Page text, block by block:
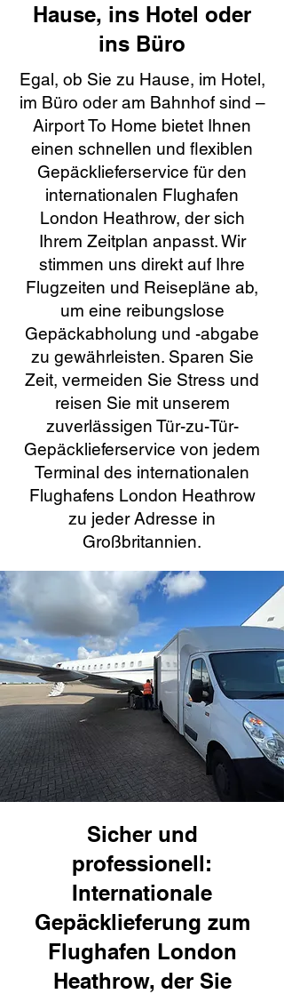
Hause, ins Hotel oder
ins Büro
Egal, ob Sie zu Hause, im Hotel,
im Büro oder am Bahnhof sind –
Airport To Home bietet Ihnen
einen schnellen und flexiblen
Gepäcklieferservice für den
internationalen Flughafen
London Heathrow, der sich
Ihrem Zeitplan anpasst. Wir
stimmen uns direkt auf Ihre
Flugzeiten und Reisepläne ab,
um eine reibungslose
Gepäckabholung und -abgabe
zu gewährleisten. Sparen Sie
Zeit, vermeiden Sie Stress und
reisen Sie mit unserem
zuverlässigen Tür-zu-Tür-
Gepäcklieferservice von jedem
Terminal des internationalen
Flughafens London Heathrow
zu jeder Adresse in
Großbritannien.
Sicher und
professionell:
Internationale
Gepäcklieferung zum
Flughafen London
Heathrow, der Sie